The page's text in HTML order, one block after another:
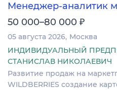
Менеджер-аналитик
50 000–80 000 ₽
05 августа 2026 Москва
ИНДИВИДУАЛЬНЫЙ
СТАНИСЛАВ НИКОЛАЕВИЧ
Развитие продаж на
WILDBERRIES создание